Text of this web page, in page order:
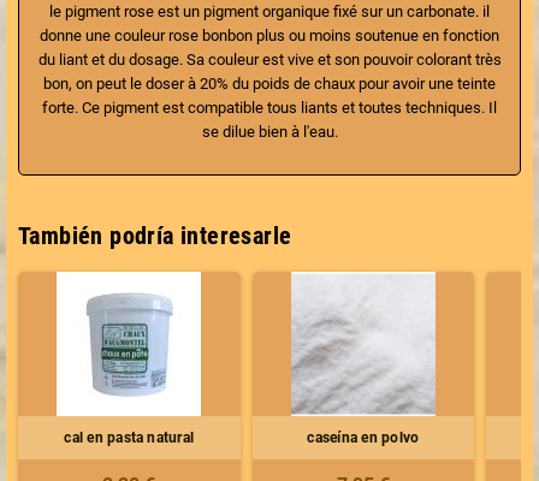
le pigment rose est un pigment organique fixé sur un carbonate. il
donne une couleur rose bonbon plus ou moins soutenue en fonction
du liant et du dosage. Sa couleur est vive et son pouvoir colorant très
bon, on peut le doser à 20% du poids de chaux pour avoir une teinte
forte. Ce pigment est compatible tous liants et toutes techniques. Il
se dilue bien à l'eau.
También podría interesarle
cal en pasta natural caseína en polvo